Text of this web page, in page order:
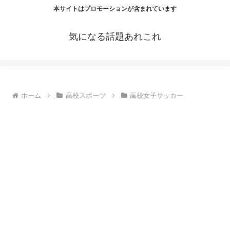
本サイトはプロモーションが含まれています
気になる話題あれこれ
ホーム 高校スポーツ 高校女子サッカー